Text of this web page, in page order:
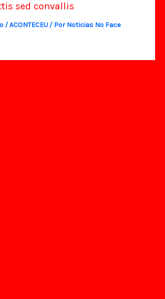
sed convallis
/ACONTECEU / Por Noticias No Face